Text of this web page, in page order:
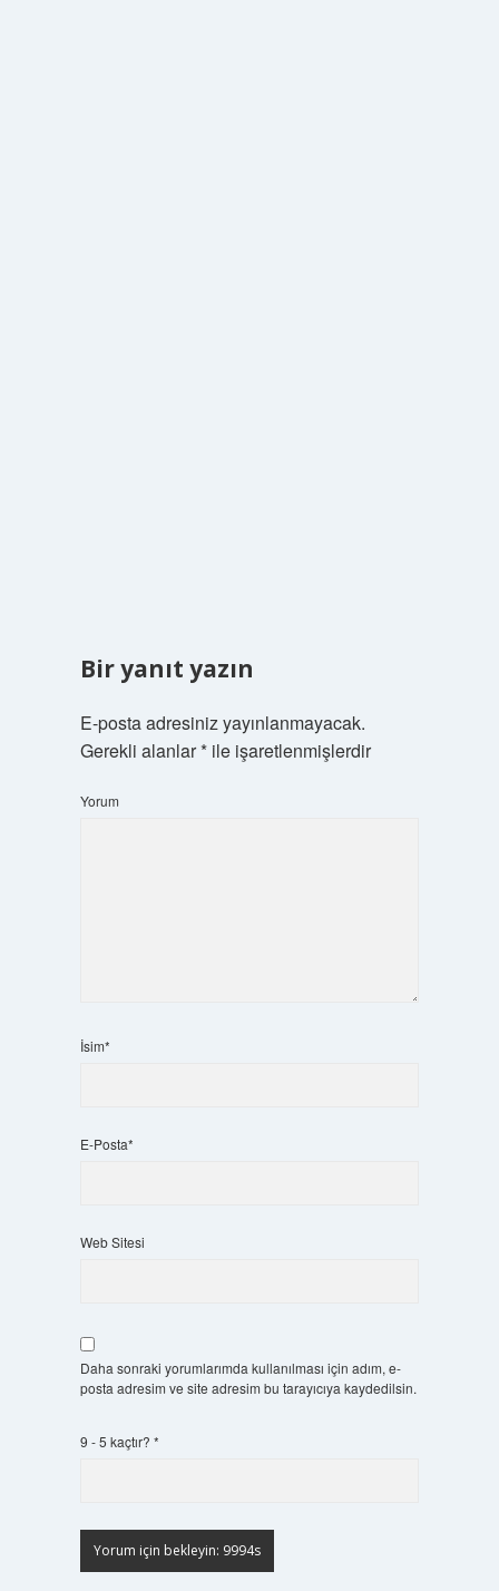
Bir yanıt yazın
E-posta adresiniz yayınlanmayacak.
Gerekli alanlar*ile işaretlenmişlerdir
Yorum
İsim*
E-Posta*
Web Sitesi
Daha sonraki yorumlarımda kullanılması için adım, e-
posta adresim ve site adresim bu tarayıcıya kaydedilsin.
9 - 5 kaçtır? *